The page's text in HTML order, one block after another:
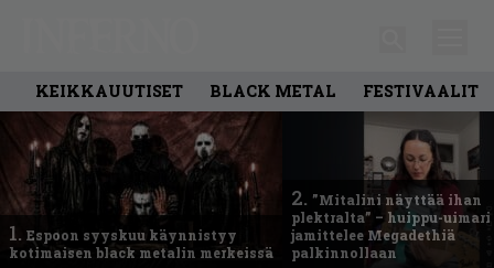
KEIKKAUUTISET BLACK METAL FESTIVAALIT
1. Espoon syyskuu käynnistyy
kotimaisen black metalin merkeissä
2. ”Mitalini näyttää ihan
plektralta” – huippu-uimari
jamittelee Megadethiä
palkinnollaan